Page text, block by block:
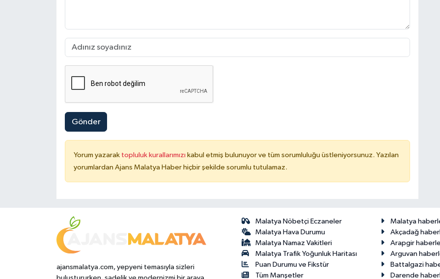
Gönder
Yorum yazarak topluluk kurallarımızı kabul etmiş bulunuyor ve tüm sorumluluğu üstleniyorsunuz. Yazılan
yorumlardan Ajans Malatya Haber hiçbir şekilde sorumlu tutulamaz.
ajansmalatya.com, yepyeni temasıyla sizleri
Malatya Nöbetçi Eczaneler
Malatya Hava Durumu
Malatya Namaz Vakitleri
Malatya Trafik Yoğunluk Haritası
Puan Durumu ve Fikstür
Tüm Manşetler
Malatya
Akçadağ
Arapgir
Arguvan
Battalgazi
Darende